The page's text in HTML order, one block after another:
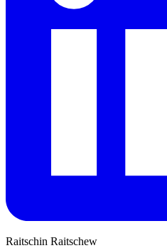
Raitschin Raitschew